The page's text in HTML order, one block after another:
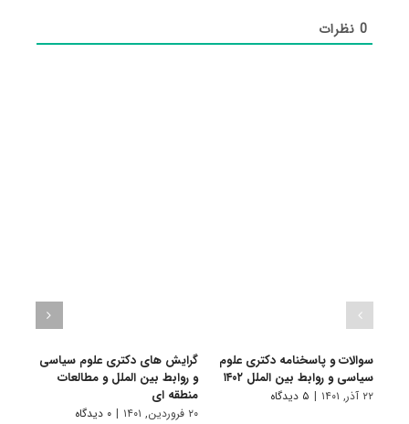
0نظرات
سوالات و پاسخنامه دکتری علوم
سیاسی و روابط بین الملل ۱۴۰۲
۲۲ آذر, ۱۴۰۱ | ۵ دیدگاه
گرایش های دکتری ﻋﻠﻮم ﺳﻴﺎسی
و رواﺑﻂ بین اﻟﻤﻠﻞ و مطالعات
منطقه ای
۲۰ فروردین, ۱۴۰۱ | ۰ دیدگاه